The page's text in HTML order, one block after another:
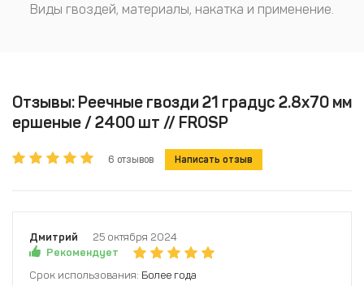
Виды гвоздей, материалы, накатка и применение.
Отзывы: Реечные гвозди 21 градус 2.8х70 мм
ершеные / 2400 шт // FROSP
6 отзывов Написать отзыв
Дмитрий
25 октября 2024
Рекомендует
Срок использования: Более года